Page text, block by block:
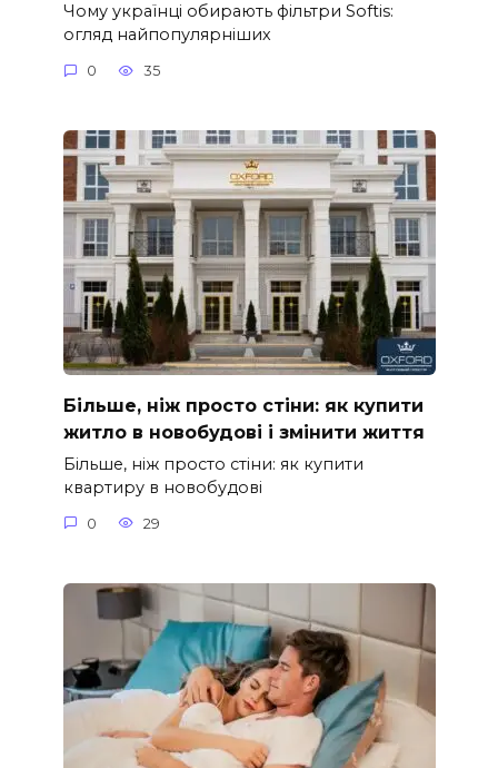
Чому українці обирають фільтри Softis:
огляд найпопулярніших
0 35
Більше, ніж просто стіни: як купити
житло в новобудові і змінити життя
Більше, ніж просто стіни: як купити
квартиру в новобудові
0 29